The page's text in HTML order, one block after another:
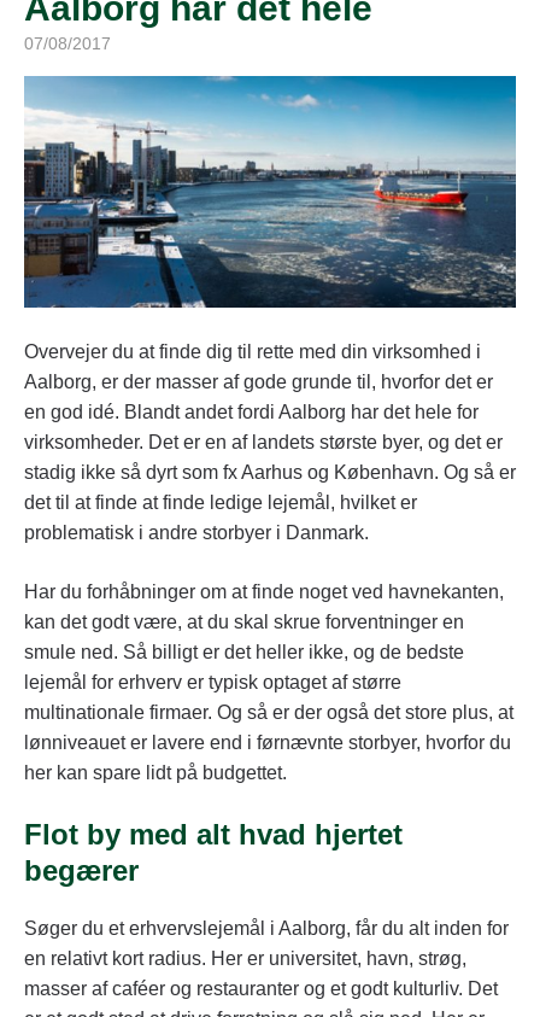
07/08/2017
Overvejer du at finde dig til rette med din virksomhed i
Aalborg, er der masser af gode grunde til, hvorfor det er
en god idé. Blandt andet fordi Aalborg har det hele for
virksomheder. Det er en af landets største byer, og det er
stadig ikke så dyrt som fx Aarhus og København. Og så er
det til at finde at finde ledige lejemål, hvilket er
problematisk i andre storbyer i Danmark.
Har du forhåbninger om at finde noget ved havnekanten,
kan det godt være, at du skal skrue forventninger en
smule ned. Så billigt er det heller ikke, og de bedste
lejemål for erhverv er typisk optaget af større
multinationale firmaer. Og så er der også det store plus, at
lønniveauet er lavere end i førnævnte storbyer, hvorfor du
her kan spare lidt på budgettet.
Flot by med alt hvad hjertet
begærer
Søger du et erhvervslejemål i Aalborg, får du alt inden for
en relativt kort radius. Her er universitet, havn, strøg,
masser af caféer og restauranter og et godt kulturliv. Det